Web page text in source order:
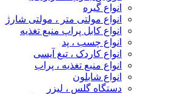
انواع گیره
انواع مولتی متر ، مولتی شارژ
انواع کابل پراپ منبع تغذیه
انواع چسب ، پد
انواع کاردک ، تیغ آیسی
انواع منبع تغذیه ، پراب
انواع شابلون
دستگاه گلس ، لیزر